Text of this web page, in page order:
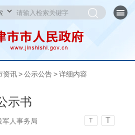
资讯 > 公示公告 > 详细内容
示书
军人事务局 T T